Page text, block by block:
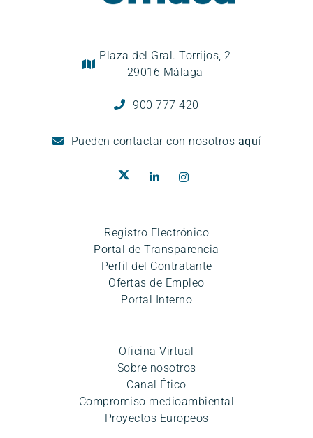
Plaza del Gral. Torrijos, 2
29016 Málaga
900 777 420
Pueden contactar con nosotros aquí
Registro Electrónico
Portal de Transparencia
Perfil del Contratante
Ofertas de Empleo
Portal Interno
Oficina Virtual
Sobre nosotros
Canal Ético
Compromiso medioambiental
Proyectos Europeos